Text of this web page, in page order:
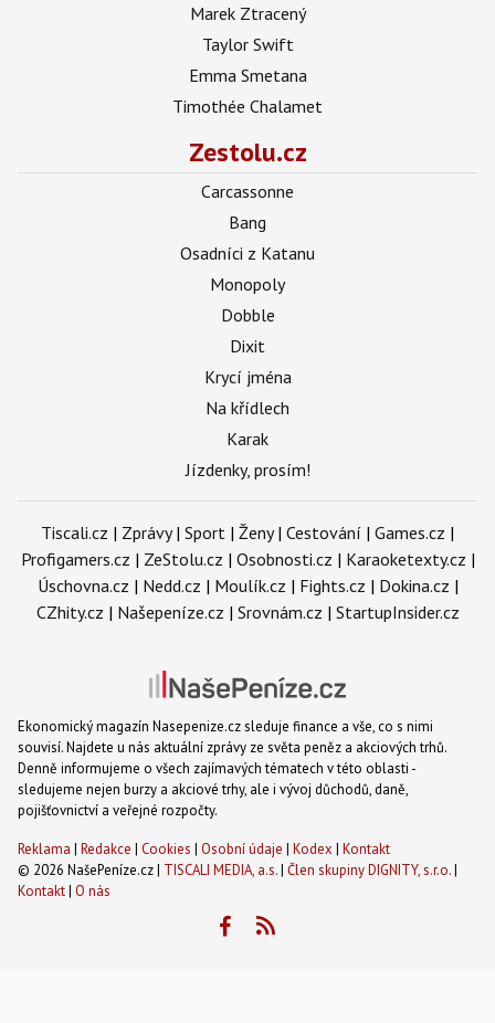
Marek Ztracený
Taylor Swift
Emma Smetana
Timothée Chalamet
Zestolu.cz
Carcassonne
Bang
Osadníci z Katanu
Monopoly
Dobble
Dixit
Krycí jména
Na křídlech
Karak
Jízdenky, prosím!
Tiscali.cz | Zprávy| Sport | Ženy| Cestování | Games.cz |
Profigamers.cz | ZeStolu.cz | Osobnosti.cz | Karaoketexty.cz |
Úschovna.cz | Nedd.cz | Moulík.cz | Fights.cz | Dokina.cz |
CZhity.cz | Našepeníze.cz | Srovnám.cz | StartupInsider.cz
Ekonomický magazín Nasepenize.cz sleduje finance a vše, co s nimi
souvisí. Najdete u nás aktuální zprávy ze světa peněz a akciových trhů.
Denně informujeme o všech zajímavých tématech v této oblasti -
sledujeme nejen burzy a akciové trhy, ale i vývoj důchodů, daně,
pojišťovnictví a veřejné rozpočty.
Reklama | Redakce | Cookies | Osobní údaje | Kodex | Kontakt
© 2026 NašePeníze.cz | TISCALI MEDIA, a.s.| Člen skupiny DIGNITY, s.r.o.|
Kontakt| O nás